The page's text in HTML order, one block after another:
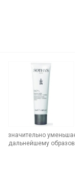
значительно
дальнейшему